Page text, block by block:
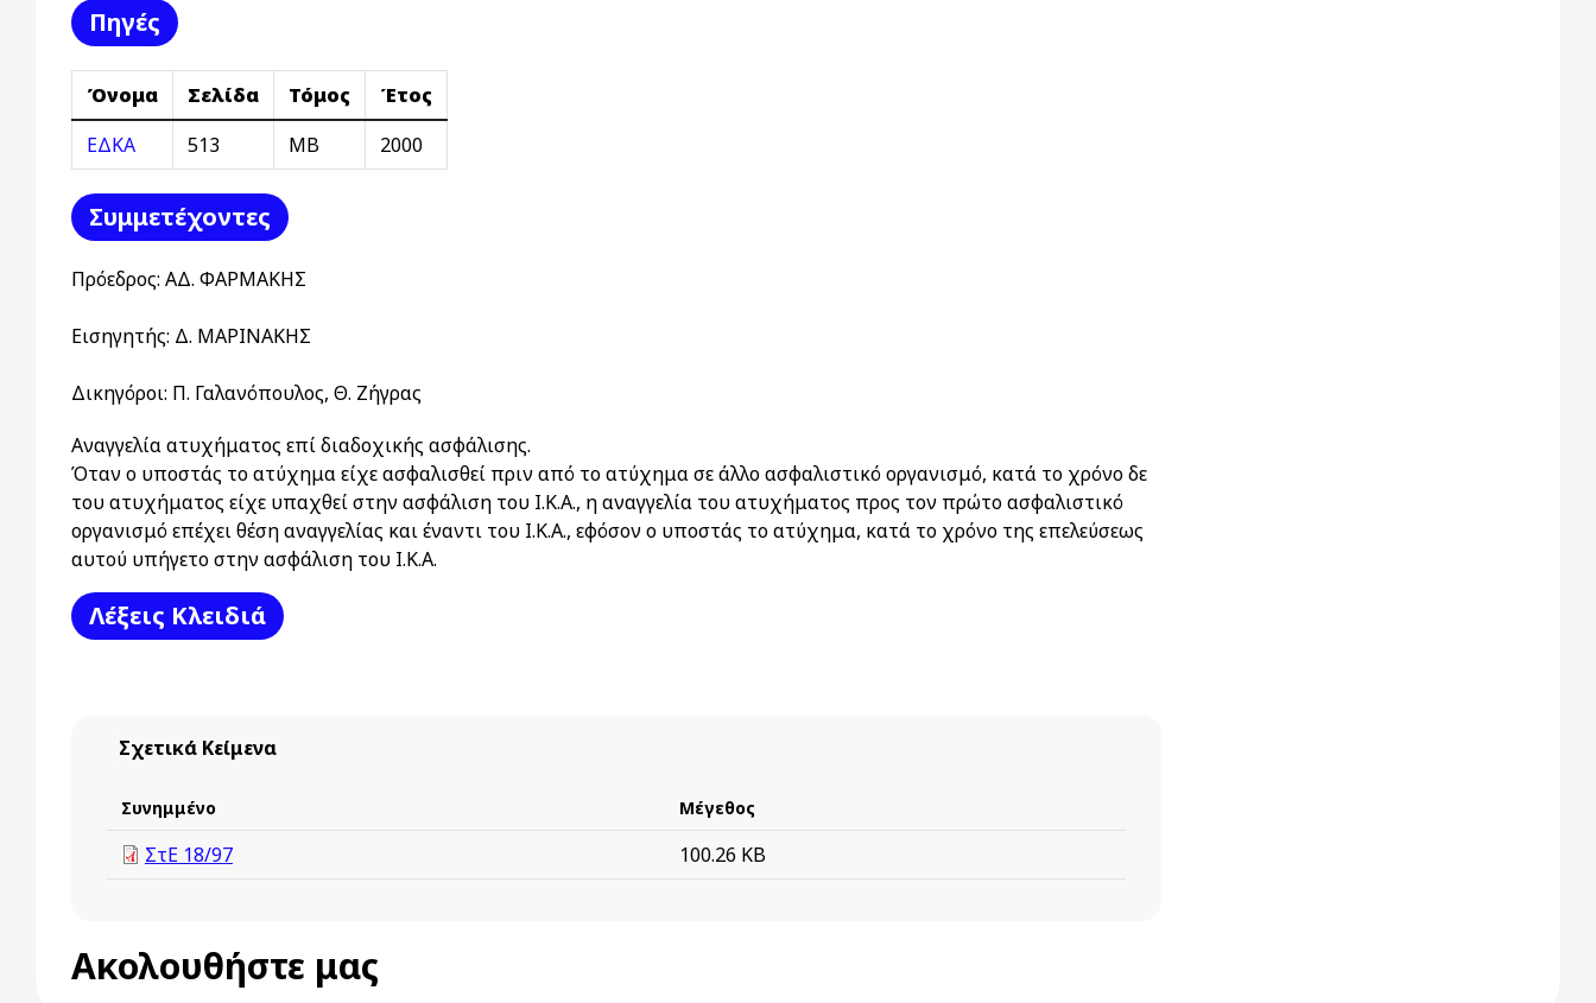
Πηγές
Όνομα Σελίδα Τόμος
Έτος
ΕΔΚΑ
513 ΜΒ 2000
Συμμετέχοντες
Πρόεδρος: ΑΔ. ΦΑΡΜΑΚΗΣ
Εισηγητής: Δ. ΜΑΡΙΝΑΚΗΣ
Δικηγόροι: Π. Γαλανόπουλος, Θ. Ζήγρας
Αναγγελία ατυχήματος επί διαδοχικής ασφάλισης.
Όταν ο υποστάς το ατύχημα είχε ασφαλισθεί πριν από το ατύχημα σε άλλο ασφαλιστικό οργανισμό, κατά το χρόνο δε
του ατυχήματος είχε υπαχθεί στην ασφάλιση του Ι.Κ.Α., η αναγγελία του ατυχήματος προς τον πρώτο ασφαλιστικό
οργανισμό επέχει θέση αναγγελίας και έναντι του Ι.Κ.Α., εφόσον ο υποστάς το ατύχημα, κατά το χρόνο της επελεύσεως
αυτού υπήγετο στην ασφάλιση του Ι.Κ.Α.
Λέξεις Kλειδιά
Σχετικά Κείμενα
Συνημμένο Μέγεθος
ΣτΕ 18/97 100.26 KB
Ακολουθήστε μας